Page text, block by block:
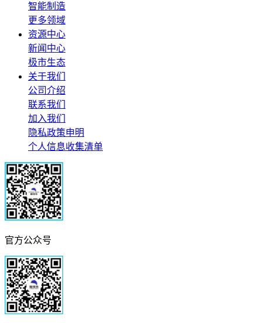
智能制造
更多领域
资源中心
新闻中心
极市生态
关于我们
公司介绍
联系我们
加入我们
隐私政策申明
个人信息收集清单
官方公众号